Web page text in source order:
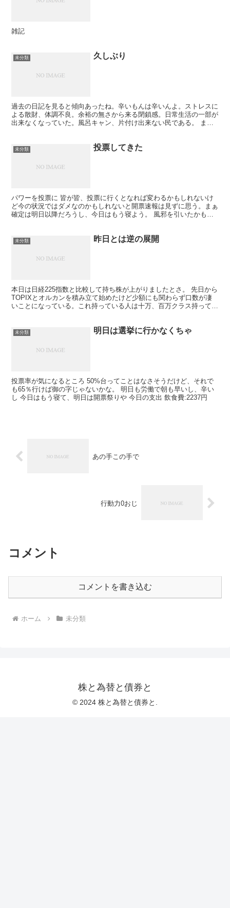
雑記
未分類 久しぶり
過去の日記を見ると傾向あったね。辛いもんは辛いんよ。ストレスに
よる散財、体調不良。余裕の無さから来る閉鎖感。日常生活の一部が
出来なくなっていた。風呂キャン、片付け出来ない民である。 ま
未分類 投票してきた
パワーを投票に 皆が皆、投票に行くとなれば変わるかもしれないけ
ど今の状況ではダメなのかもしれないと開票速報は見ずに思う。まぁ
確定は明日以降だろうし、今日はもう寝よう。 風邪を引いたかもし
未分類 昨日とは逆の展開
本日は日経225指数と比較して持ち株が上がりましたとさ。 先日から
TOPIXとオルカンを積み立て始めたけど少額にも関わらず口数が凄
いことになっている。これ持っている人は十万、百万クラス持ってい
未分類 明日は選挙に行かなくちゃ
投票率が気になるところ 50%台ってことはなさそうだけど、それで
も65％行けば御の字じゃないかな。 明日も労働で朝も早いし、辛い
し 今日はもう寝て、明日は開票祭りや 今日の支出 飲食費:2237円
あの手この手で
行動力0おじ
コメント
コメントを書き込む
ホーム 未分類
株と為替と債券と
© 2024 株と為替と債券と.